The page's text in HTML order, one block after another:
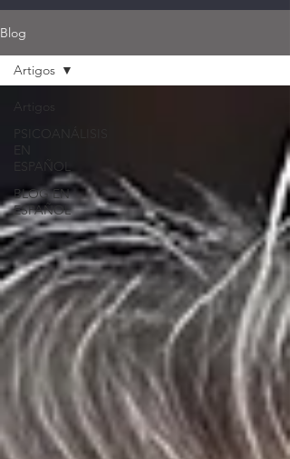
Blog
PSICOANÁLISIS
EN
ESPAÑOL
BLOG EN
ESPAÑOL
Artigos